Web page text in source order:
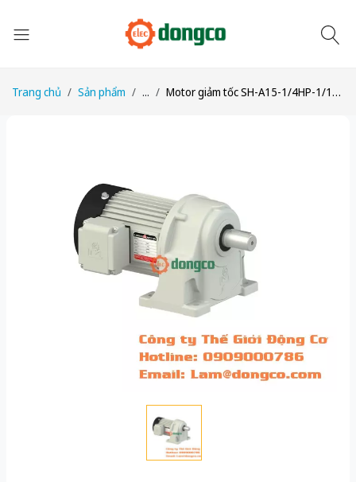
Trang chủ Sản phẩm ... Motor giảm tốc SH-A15-1/4HP-1/15 công suất 1/4HP (200W) 0,2kW 1/15 kiểu lắp Chân đế